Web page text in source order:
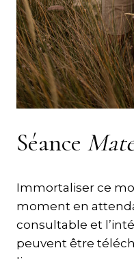
Séance
Immortaliser ce
moment en
consultable et
peuvent être